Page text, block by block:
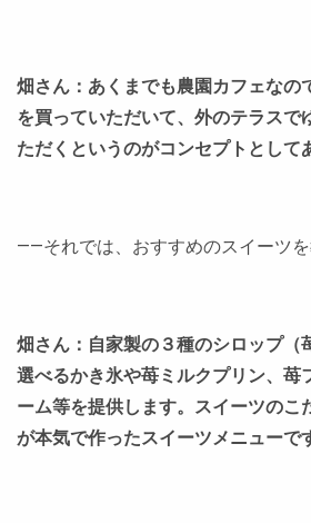
畑さん：あくまでも農園カフェなの
を買っていただいて、外のテラスで
ただくというのがコンセプトとして
――それでは、おすすめのスイーツを
畑さん：自家製の３種のシロップ（
選べるかき氷や苺ミルクプリン、苺
ーム等を提供します。スイーツのこ
が本気で作ったスイーツメニューで